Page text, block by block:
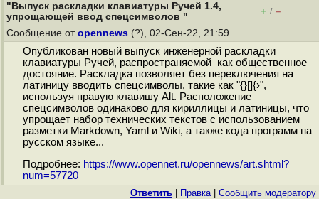
"Выпуск раскладки клавиатуры Ручей 1.4,
упрощающей ввод спецсимволов "
+ / –
Сообщение от opennews (?), 02-Сен-22, 21:59
Опубликован новый выпуск инженерной раскладки
клавиатуры Ручей, распространяемой как общественное
достояние. Раскладка позволяет без переключения на
латиницу вводить спецсимволы, такие как "{}[]{›",
используя правую клавишу Alt. Расположение
спецсимволов одинаково для кириллицы и латиницы, что
упрощает набор технических текстов с использованием
разметки Markdown, Yaml и Wiki, а также кода программ на
русском языке...
Подробнее: https://www.opennet.ru/opennews/art.shtml?
num=57720
Ответить Правка| Cообщить модератору